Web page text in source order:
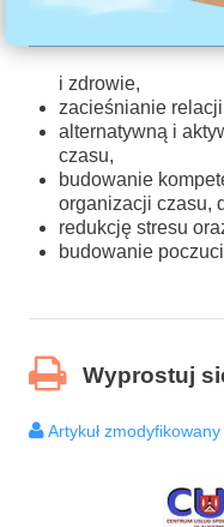
i zdrowie,
zacieśnianie
alternatywną i
czasu,
budowanie
organizacji czasu,
redukcję stresu
budowanie
Wyprostuj
Artykuł